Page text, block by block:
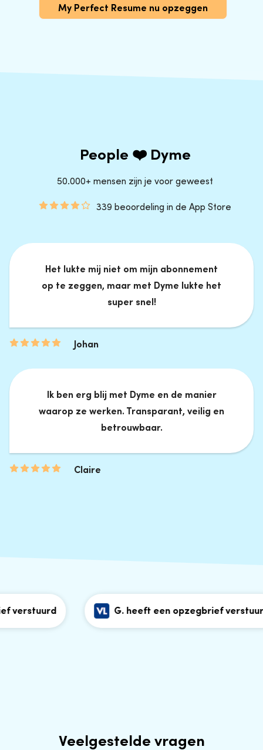
My Perfect Resume nu opzeggen
People ❤️ Dyme
50.000+ mensen zijn je voor geweest
339 beoordeling in de App Store
Het lukte mij niet om mijn abonnement
op te zeggen, maar met Dyme lukte het
super snel!
Johan
Ik ben erg blij met Dyme en de manier
waarop ze werken. Transparant, veilig en
betrouwbaar.
Claire
G. heeft een opzegbrief verstuurd
Veelgestelde vragen